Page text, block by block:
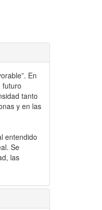
En
futuro
tanto
y en las
entendido
Se
las